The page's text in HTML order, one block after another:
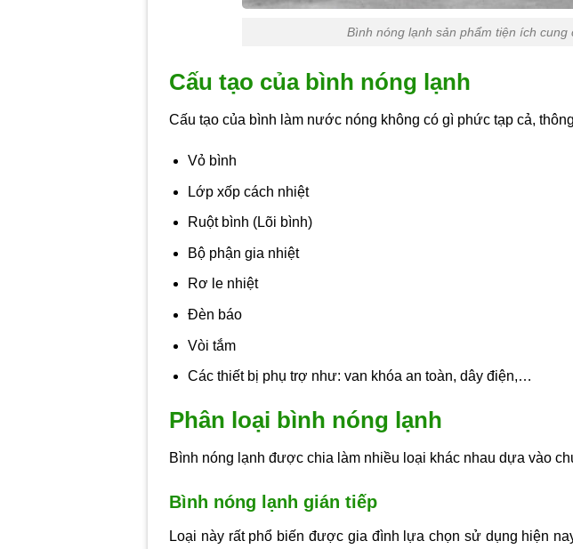
Bình nóng lạnh sản phẩm tiện ích
Cấu tạo của bình nóng lạnh
Cấu tạo của bình làm nước nóng không có gì phức tạp cả,
Vỏ bình
Lớp xốp cách nhiệt
Ruột bình (Lõi bình)
Bộ phận gia nhiệt
Rơ le nhiệt
Đèn báo
Vòi tắm
Các thiết bị phụ trợ như: van khóa an toàn, dây điện,…
Phân loại bình nóng lạnh
Bình nóng lạnh được chia làm nhiều loại khác nhau dựa vào
Bình nóng lạnh gián tiếp
Loại này rất phổ biến được gia đình lựa chọn sử dụng hiện